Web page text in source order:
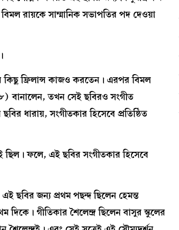
রায়কে সাম্মানিক সভাপতির পদ দেওয়া
ফ্রিলান্স কাজও করতেন। এরপর বিমল
বানালেন, তখন সেই ছবিরও সংগীত
ধারায়, সংগীতকার হিসেবে প্রতিষ্ঠিত
ছিল। ফলে, এই ছবির সংগীতকার হিসেবে
ছবির জন্য প্রথম পছন্দ ছিলেন হেমন্ত
দিকে। গীতিকার শৈলেন্দ্র ছিলেন বাসুর স্কুলের